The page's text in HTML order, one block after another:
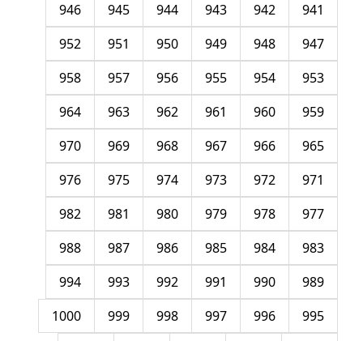
941
942
943
944
945
946
947
948
949
950
951
952
953
954
955
956
957
958
959
960
961
962
963
964
965
966
967
968
969
970
971
972
973
974
975
976
977
978
979
980
981
982
983
984
985
986
987
988
989
990
991
992
993
994
995
996
997
998
999
1000